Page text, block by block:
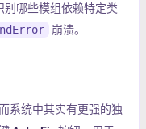
别哪些模组依赖特定类
崩溃。
系统中其实有更强的独